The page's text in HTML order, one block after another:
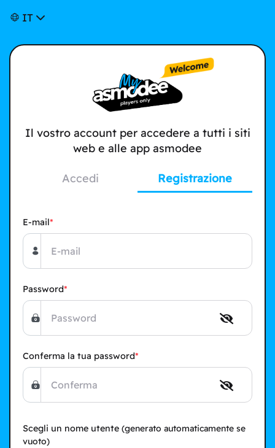
IT
Il vostro account per accedere a tutti i siti
web e alle app asmodee
Accedi Registrazione
E-mail
Password
Conferma la tua password
Scegli un nome utente (generato automaticamente se
vuoto)